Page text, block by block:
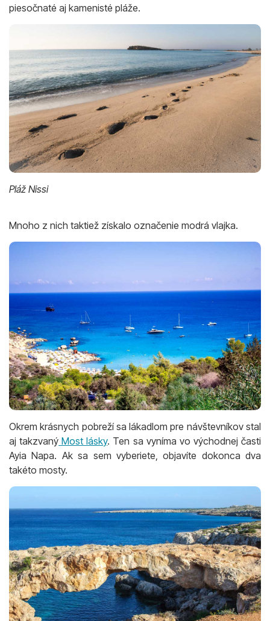
piesočnaté aj kamenisté pláže.
Pláž Nissi
Mnoho z nich taktiež získalo označenie modrá vlajka.
Okrem krásnych pobreží sa lákadlom pre návštevníkov stal
aj takzvaný Most lásky. Ten sa vyníma vo východnej časti
Ayia Napa. Ak sa sem vyberiete, objavíte dokonca dva
takéto mosty.